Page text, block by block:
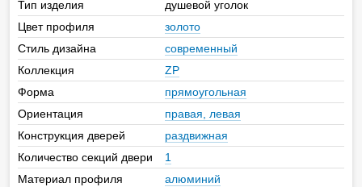
Тип изделия
душевой уголок
Цвет профиля
золото
Стиль дизайна
современный
Коллекция
ZP
Форма
прямоугольная
Ориентация
правая, левая
Конструкция дверей
раздвижная
Количество секций двери
1
Материал профиля
алюминий